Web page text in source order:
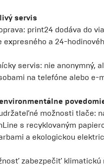
servis
print24 dodáva do
expresného a 24-
servis: nie anonymný,
na telefóne alebo e-
možnosti tlače:
s recyklovaným
a ekologickou
zabezpečiť klimatickú